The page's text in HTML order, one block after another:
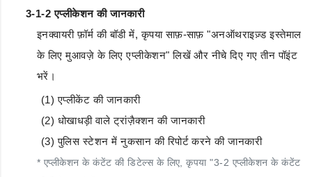
3-1-2 एप्लीकेशन की जानकारी
इनक्वायरी फ़ॉर्म की बॉडी में, कृपया साफ़-साफ़ "अनऑथराइज़्ड इस्तेमाल
के लिए मुआवज़े के लिए एप्लीकेशन" लिखें और नीचे दिए गए तीन पॉइंट
भरें।
(1) एप्लीकेंट की जानकारी
(2) धोखाधड़ी वाले ट्रांज़ैक्शन की जानकारी
(3) पुलिस स्टेशन में नुकसान की रिपोर्ट करने की जानकारी
* एप्लीकेशन के कंटेंट की डिटेल्स के लिए, कृपया "3-2 एप्लीकेशन के कंटेंट